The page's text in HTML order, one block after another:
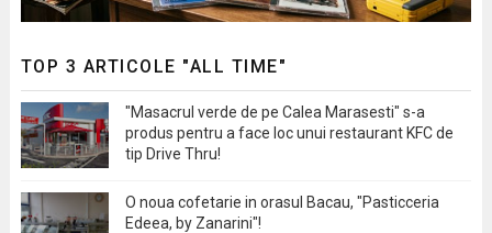
TOP 3 ARTICOLE "ALL TIME"
"Masacrul verde de pe Calea Marasesti" s-a
produs pentru a face loc unui restaurant KFC de
tip Drive Thru!
O noua cofetarie in orasul Bacau, "Pasticceria
Edeea, by Zanarini"!